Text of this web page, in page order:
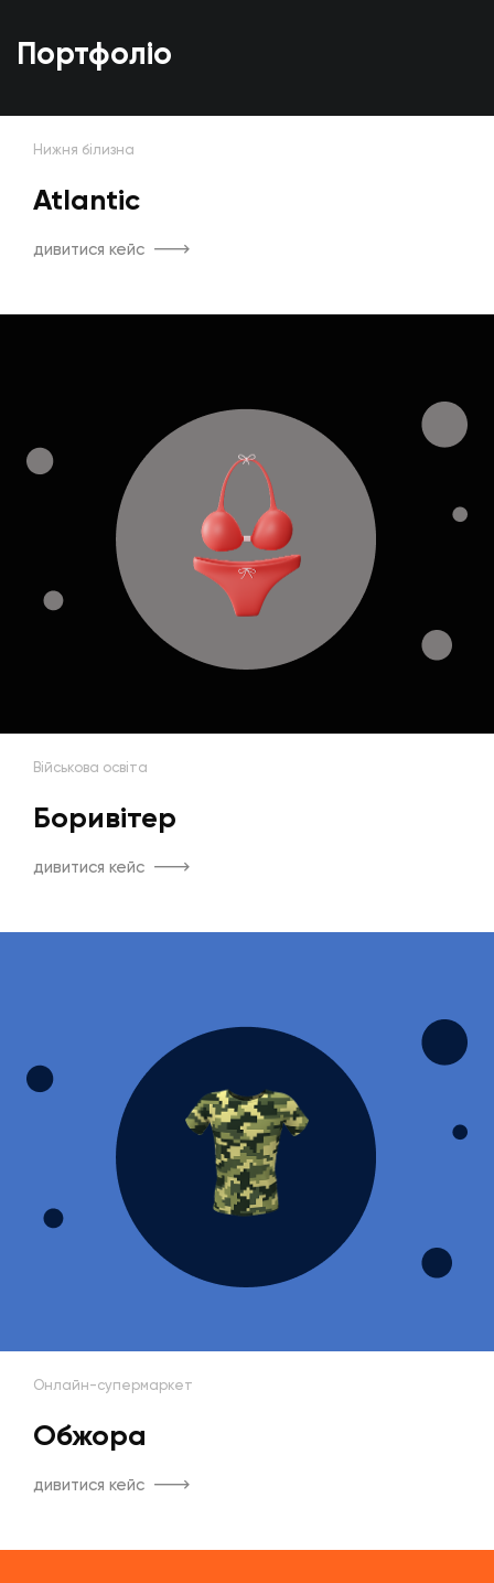
Портфоліо
Нижня білизна
Atlantic
дивитися кейс
Військова освіта
Боривітер
дивитися кейс
Онлайн-супермаркет
Обжора
дивитися кейс